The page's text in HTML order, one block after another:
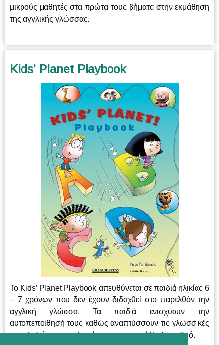
μικρούς μαθητές στα πρώτα τους βήματα στην εκμάθηση
της αγγλικής γλώσσας.
Kids' Planet Playbook
Το Kids’ Planet Playbook απευθύνεται σε παιδιά ηλικίας 6
– 7 χρόνων που δεν έχουν διδαχθεί στο παρελθόν την
αγγλική γλώσσα. Τα παιδιά ενισχύουν την
αυτοπεποίθησή τους καθώς αναπτύσσουν τις γλωσσικές
τους δεξιότητες σταδιακά και με τον κατάλληλο ρυθμό.